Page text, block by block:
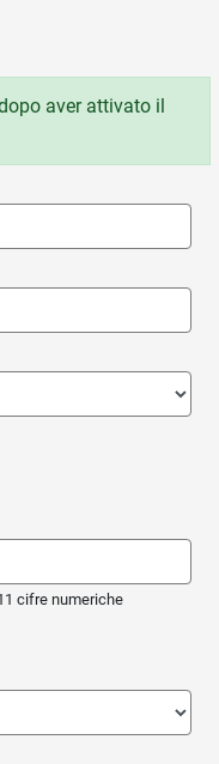
aver attivato il
cifre numeriche